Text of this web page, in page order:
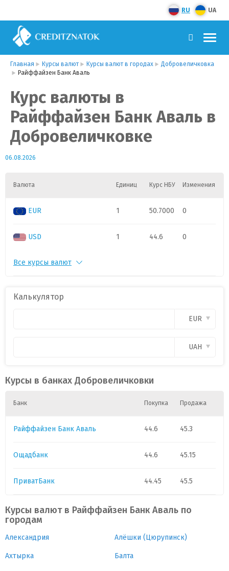
RU UA
Главная Курсы валют Курсы валют в городах
Добровеличковка
Райффайзен Банк Аваль
Курс валюты в
Райффайзен Банк Аваль в
Добровеличковке
06.08.2026
Валюта Единиц Курс НБУ Изменения
EUR 1 50.7000 0
USD 1 44.6 0
PLN
Все курсы валют
Калькулятор
EUR
UAH
Курсы в банках Добровеличковки
Банк Покупка Продажа
Райффайзен Банк Аваль 44.6 45.3
Ощадбанк 44.6 45.15
ПриватБанк 44.45 45.5
Курсы валют в Райффайзен Банк Аваль по
городам
Александрия Алёшки (Цюрупинск)
Ахтырка Балта